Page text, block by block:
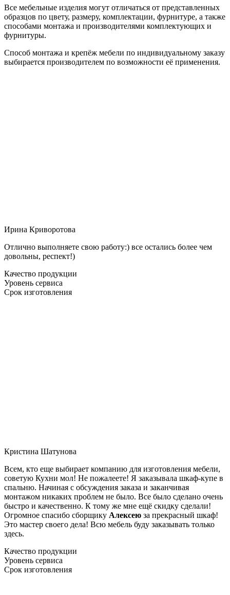
Все мебельные изделия могут отличаться от представленных
образцов по цвету, размеру, комплектации, фурнитуре, а также
способами монтажа и производителями комплектующих и
фурнитуры.
Способ монтажа и крепёж мебели по индивидуальному заказу
выбирается производителем по возможности её применения.
Ирина Криворотова
Отлично выполняете свою работу:) все остались более чем
довольны, респект!)
Качество продукции
Уровень сервиса
Срок изготовления
Кристина Шатунова
Всем, кто еще выбирает компанию для изготовления мебели,
советую Кухни мол! Не пожалеете! Я заказывала шкаф-купе в
спальню. Начиная с обсуждения заказа и заканчивая
монтажом никаких проблем не было. Все было сделано очень
быстро и качественно. К тому же мне ещё скидку сделали!
Огромное спасибо сборщику Алексею за прекрасный шкаф!
Это мастер своего дела! Всю мебель буду заказывать только
здесь.
Качество продукции
Уровень сервиса
Срок изготовления